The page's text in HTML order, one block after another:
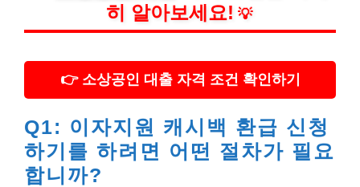
히 알아보세요! 💡
👉 소상공인 대출 자격 조건 확인하기
Q1: 이자지원 캐시백 환급 신청
하기를 하려면 어떤 절차가 필요
합니까?